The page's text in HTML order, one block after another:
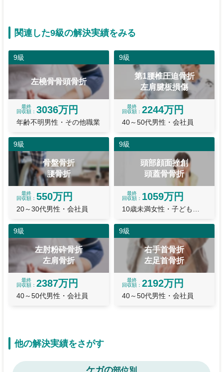
関連した9級の解決実績をみる
9級
左橈骨骨頭骨折
最終
回収額
3036万円
年齢不明男性・その他職業
9級
第1腰椎圧迫骨折
左肩腱板損傷
最終
回収額
2244万円
40～50代男性・会社員
9級
骨盤骨折
腰骨折
最終
回収額
550万円
20～30代男性・会社員
9級
頭部顔面挫創
頭蓋骨骨折
最終
回収額
1059万円
10歳未満女性・子ども・乳幼児
9級
左肘粉砕骨折
左肩骨折
最終
回収額
2387万円
40～50代男性・会社員
9級
右手首骨折
左足首骨折
最終
回収額
2192万円
40～50代男性・会社員
他の解決実績をさがす